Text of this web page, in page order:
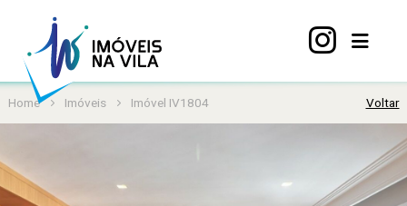
Home
Vila
Mariana
Home Imóveis Imóvel IV1804 Voltar